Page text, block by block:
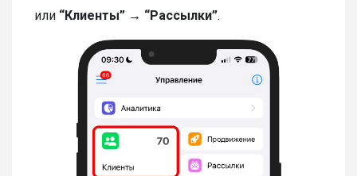
или “Клиенты” → “Рассылки”.